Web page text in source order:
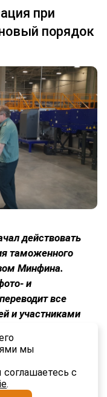
при
порядок
действовать
таможенного
Минфина.
и
все
и участниками
процедуры.
мы
с
.